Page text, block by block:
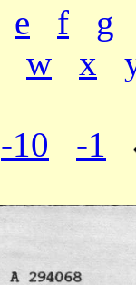
e f
g
w x
-10
-1